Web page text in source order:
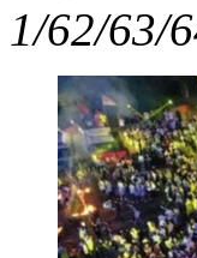
1/62/63/6